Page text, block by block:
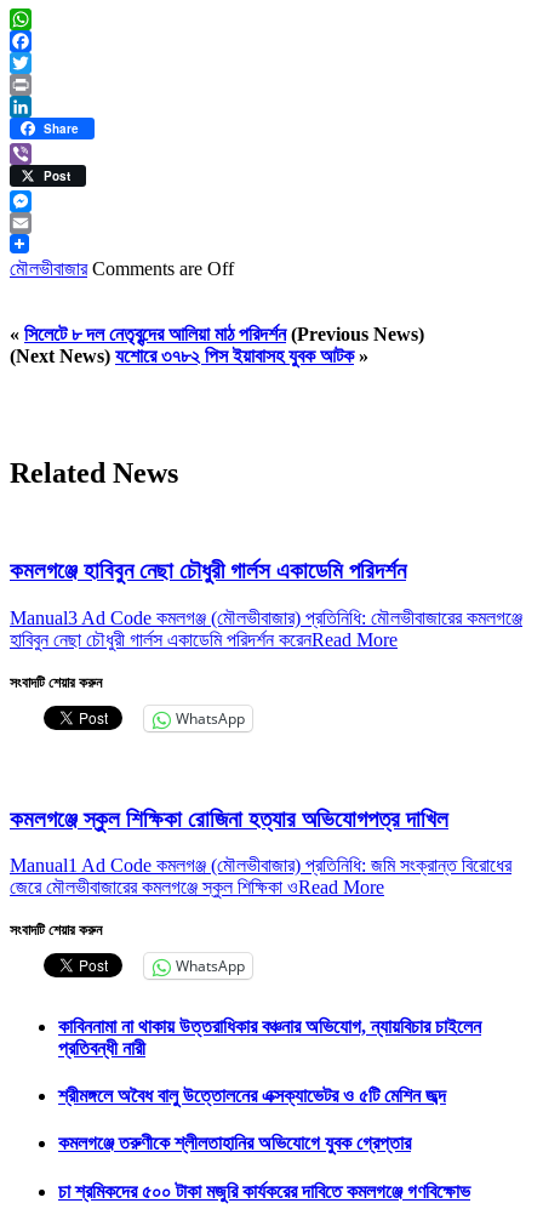
WhatsApp
Facebook
Twitter
Print
LinkedIn
Share
ViberPost
Messenger
Email
মৌলভীবাজার Comments are Off
« সিলেটে ৮ দল নেতৃবৃন্দের আলিয়া মাঠ পরিদর্শন(Previous News)
(Next News) যশোরে ৩৭৮২ পিস ইয়াবাসহ যুবক আটক»
Related News
কমলগঞ্জে হাবিবুন নেছা চৌধুরী গার্লস একাডেমি পরিদর্শন
Manual3 Ad Code কমলগঞ্জ (মৌলভীবাজার) প্রতিনিধি: মৌলভীবাজারের কমলগঞ্জে
হাবিবুন নেছা চৌধুরী গার্লস একাডেমি পরিদর্শন করেনRead More
সংবাদটি শেয়ার করুন
WhatsApp
কমলগঞ্জে স্কুল শিক্ষিকা রোজিনা হত্যার অভিযোগপত্র দাখিল
Manual1 Ad Code কমলগঞ্জ (মৌলভীবাজার) প্রতিনিধি: জমি সংক্রান্ত বিরোধের
জেরে মৌলভীবাজারের কমলগঞ্জে স্কুল শিক্ষিকা ওRead More
সংবাদটি শেয়ার করুন
WhatsApp
কাবিননামা না থাকায় উত্তরাধিকার বঞ্চনার অভিযোগ, ন্যায়বিচার চাইলেন
প্রতিবন্ধী নারী
শ্রীমঙ্গলে অবৈধ বালু উত্তোলনের এক্সক্যাভেটর ও ৫টি মেশিন জব্দ
কমলগঞ্জে তরুণীকে শ্লীলতাহানির অভিযোগে যুবক গ্রেপ্তার
চা শ্রমিকদের ৫০০ টাকা মজুরি কার্যকরের দাবিতে কমলগঞ্জে গণবিক্ষোভ